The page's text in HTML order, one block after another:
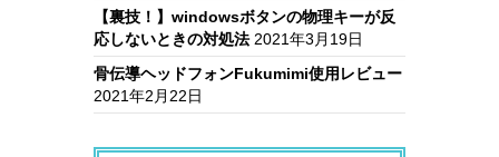
【裏技！】windowsボタンの物理キーが反
応しないときの対処法 2021年3月19日
骨伝導ヘッドフォンFukumimi使用レビュー
2021年2月22日